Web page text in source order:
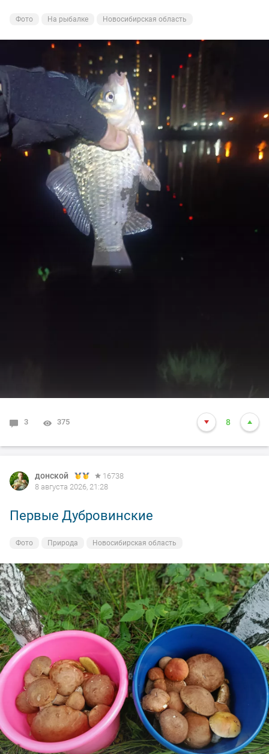
Фото На рыбалке Новосибирская область
3 375 8
донской
16738
8 августа 2026, 21:28
Первые Дубровинские
Фото Природа Новосибирская область